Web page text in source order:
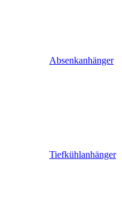
Absenkanhänger
Tiefkühlanhänger